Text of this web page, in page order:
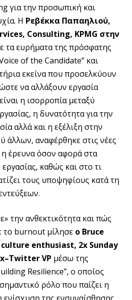
για την προσωπική και
Η Ρεβέκκα Παπαηλιού,
, Consulting, KPMG στην
τα ευρήματα της πρόσφατης
of the Candidate” και
εκείνα που προσελκύουν
να αλλάξουν εργασία
η ισορροπία μεταξύ
η δυνατότητα για την
αλλά και η εξέλιξη στην
άλλων, αναφέρθηκε στις νέες
η έρευνα όσον αφορά στα
καθώς και στο τι
τους υποψηφίους κατά τη
την ανθεκτικότητα και πώς
το burnout μίλησε ο Bruce
culture enthusiast, 2x Sunday
–TwitterVP μέσω της
Resilience”, ο οποίος
ρόλο που παίζει η